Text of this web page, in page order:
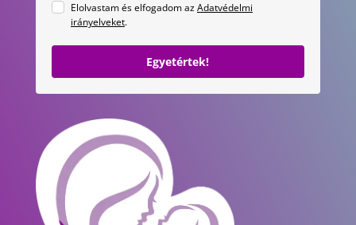
Elolvastam és elfogadom azAdatvédelmi
irányelveket.
Egyetértek!